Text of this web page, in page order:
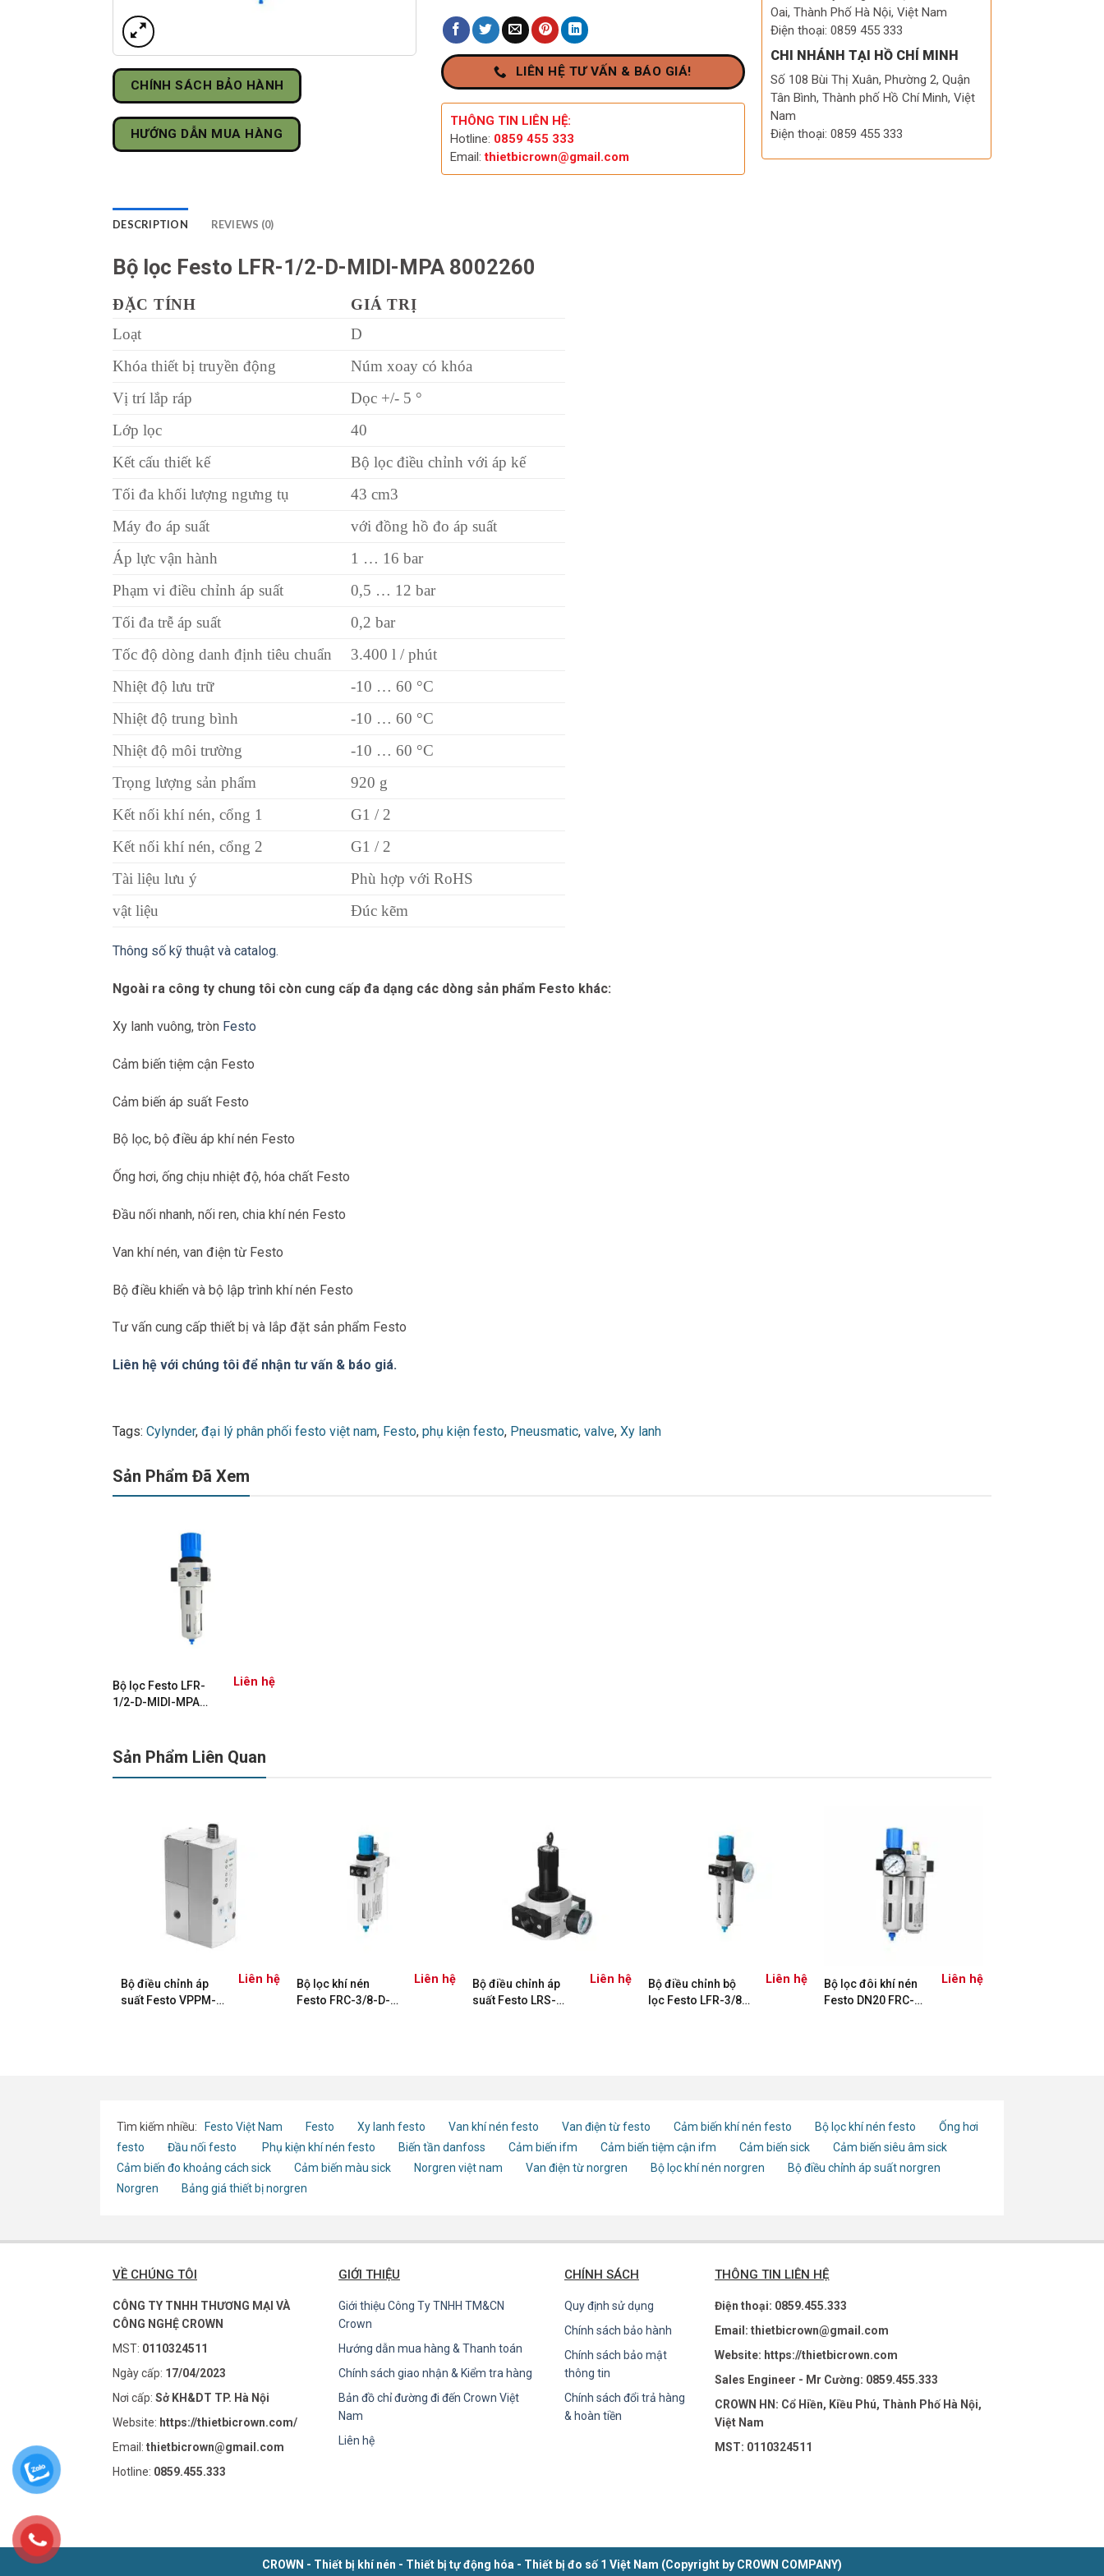
CHÍNH SÁCH BẢO HÀNH
HƯỚNG DẪN MUA HÀNG
LIÊN HỆ TƯ VẤN & BÁO GIÁ!
THÔNG TIN LIÊN HỆ:
Hotline: 0859 455 333
Email:thietbicrown@gmail.com
Oai, Thành Phố Hà Nội, Việt Nam
Điện thoại: 0859 455 333
CHI NHÁNH TẠI HỒ CHÍ MINH
Số 108 Bùi Thị Xuân, Phường 2, Quận
Tân Bình, Thành phố Hồ Chí Minh, Việt
Nam
Điện thoại: 0859 455 333
DESCRIPTION REVIEWS (0)
Bộ lọc Festo LFR-1/2-D-MIDI-MPA 8002260
ĐẶC TÍNH
GIÁ TRỊ
Loạt
D
Khóa thiết bị truyền động
Núm xoay có khóa
Vị trí lắp ráp
Dọc +/- 5 °
Lớp lọc
40
Kết cấu thiết kế
Bộ lọc điều chỉnh với áp kế
Tối đa khối lượng ngưng tụ
43 cm3
Máy đo áp suất
với đồng hồ đo áp suất
Áp lực vận hành
1 … 16 bar
Phạm vi điều chỉnh áp suất
0,5 … 12 bar
Tối đa trễ áp suất
0,2 bar
Tốc độ dòng danh định tiêu chuẩn
3.400 l / phút
Nhiệt độ lưu trữ
-10 … 60 °C
Nhiệt độ trung bình
-10 … 60 °C
Nhiệt độ môi trường
-10 … 60 °C
Trọng lượng sản phẩm
920 g
Kết nối khí nén, cổng 1
G1 / 2
Kết nối khí nén, cổng 2
G1 / 2
Tài liệu lưu ý
Phù hợp với RoHS
vật liệu
Đúc kẽm
Thông số kỹ thuật và catalog.
Ngoài ra công ty chung tôi còn cung cấp đa dạng các dòng sản phẩm Festo khác:
Xy lanh vuông, tròn Festo
Cảm biến tiệm cận Festo
Cảm biến áp suất Festo
Bộ lọc, bộ điều áp khí nén Festo
Ống hơi, ống chịu nhiệt độ, hóa chất Festo
Đầu nối nhanh, nối ren, chia khí nén Festo
Van khí nén, van điện từ Festo
Bộ điều khiển và bộ lập trình khí nén Festo
Tư vấn cung cấp thiết bị và lắp đặt sản phẩm Festo
Liên hệ với chúng tôi để nhận tư vấn & báo giá.
Tags: Cylynder, đại lý phân phối festo việt nam, Festo, phụ kiện festo, Pneusmatic, valve, Xy lanh
Sản Phẩm Đã Xem
Bộ lọc Festo LFR-
1/2-D-MIDI-MPA
Liên hệ
Sản Phẩm Liên Quan
Bộ điều chỉnh áp
suất Festo VPPM-
Liên hệ
Bộ lọc khí nén
Festo FRC-3/8-D-
Liên hệ
Bộ điều chỉnh áp
suất Festo LRS-
Liên hệ
Bộ điều chỉnh bộ
lọc Festo LFR-3/8-
Liên hệ
Bộ lọc đôi khí nén
Festo DN20 FRC-
Liên hệ
Tìm kiếm nhiều: Festo Việt Nam Festo Xy lanh festo Van khí nén festo Van điện từ festo Cảm biến khí nén festo Bộ lọc khí nén festo
Ống hơi
festo
Đầu nối festo Phụ kiện khí nén festo Biến tần danfoss Cảm biến ifm Cảm biến tiệm cận ifm Cảm biến sick
Cảm biến siêu âm sick
Cảm biến đo khoảng cách sick
Cảm biến màu sick Norgren việt nam Van điện từ norgren Bộ lọc khí nén norgren
Bộ điều chỉnh áp suất norgren
Norgren
Bảng giá thiết bị norgren
VỀ CHÚNG TÔI
CÔNG TY TNHH THƯƠNG MẠI VÀ
CÔNG NGHỆ CROWN
MST: 0110324511
Ngày cấp: 17/04/2023
Nơi cấp: Sở KH&DT TP. Hà Nội
Website: https://thietbicrown.com/
Email: thietbicrown@gmail.com
Hotline: 0859.455.333
GIỚI THIỆU
Giới thiệu Công Ty TNHH TM&CN
Crown
Hướng dẫn mua hàng & Thanh toán
Chính sách giao nhận & Kiểm tra hàng
Bản đồ chỉ đường đi đến Crown Việt
Nam
Liên hệ
CHÍNH SÁCH
Quy định sử dụng
Chính sách bảo hành
Chính sách bảo mật
thông tin
Chính sách đổi trả hàng
& hoàn tiền
THÔNG TIN LIÊN HỆ
Điện thoại: 0859.455.333
Email: thietbicrown@gmail.com
Website: https://thietbicrown.com
Sales Engineer - Mr Cường: 0859.455.333
CROWN HN: Cổ Hiền, Kiều Phú, Thành Phố Hà Nội,
Việt Nam
MST: 0110324511
CROWN - Thiết bị khí nén - Thiết bị tự động hóa - Thiết bị đo số 1 Việt Nam (Copyright by CROWN COMPANY)